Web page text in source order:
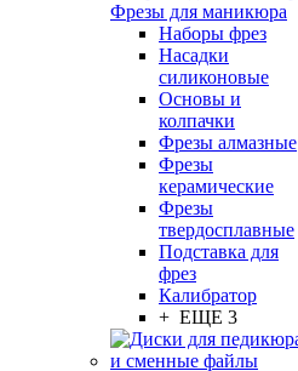
Фрезы для маникюра
Наборы фрез
Насадки
силиконовые
Основы и
колпачки
Фрезы алмазные
Фрезы
керамические
Фрезы
твердосплавные
Подставка для
фрез
Калибратор
+ ЕЩЕ 3